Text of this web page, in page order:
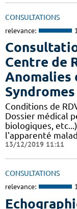
CONSULTATIONS
relevance:
Centre de
Anomalies
Conditions de
Dossier médical
biologiques,
l'apparenté
13/12/2019 11:11
CONSULTATIONS
relevance: